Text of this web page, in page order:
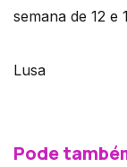
semana de 12 e
Lusa
Pode